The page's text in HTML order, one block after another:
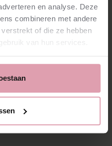
en analyse. Deze
combineren met andere
of die ze hebben
van hun services.